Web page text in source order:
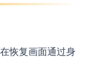
恢复画面通过身